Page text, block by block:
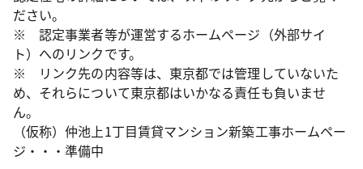
ださい。
※ 認定事業者等が運営するホームページ（外部サイ
ト）へのリンクです。
※ リンク先の内容等は、東京都では管理していないた
め、それらについて東京都はいかなる責任も負いませ
ん。
（仮称）仲池上1丁目賃貸マンション新築工事ホームペー
ジ・・・準備中